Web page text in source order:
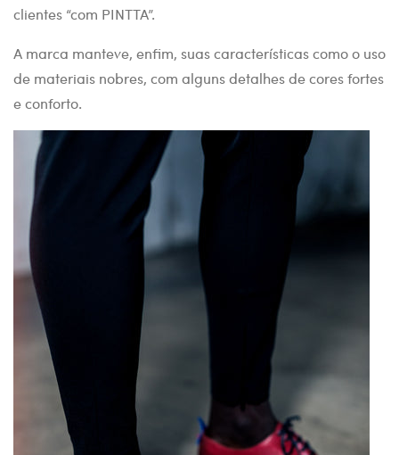
clientes “com PINTTA”.
A marca manteve, enfim, suas características como o uso
de materiais nobres, com alguns detalhes de cores fortes
e conforto.